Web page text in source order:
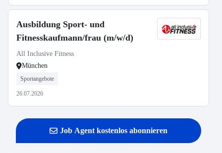
Ausbildung Sport- und
Fitnesskaufmann/frau (m/w/d)
All Inclusive Fitness
München
Sportangebote
26.07.2026
Job Agent kostenlos abonnieren